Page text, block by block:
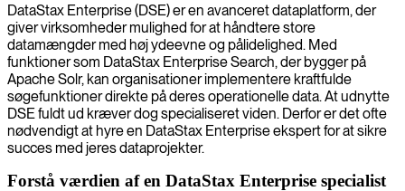
DataStax Enterprise (DSE) er en avanceret dataplatform, der
giver virksomheder mulighed for at håndtere store
datamængder med høj ydeevne og pålidelighed. Med
funktioner som DataStax Enterprise Search, der bygger på
Apache Solr, kan organisationer implementere kraftfulde
søgefunktioner direkte på deres operationelle data. At udnytte
DSE fuldt ud kræver dog specialiseret viden. Derfor er det ofte
nødvendigt at hyre en DataStax Enterprise ekspert for at sikre
succes med jeres dataprojekter.
Forstå værdien af en DataStax Enterprise specialist